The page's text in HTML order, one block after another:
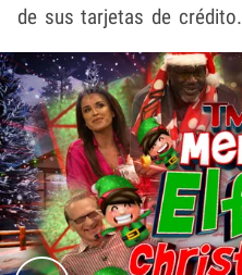
de sus tarjetas de crédito.